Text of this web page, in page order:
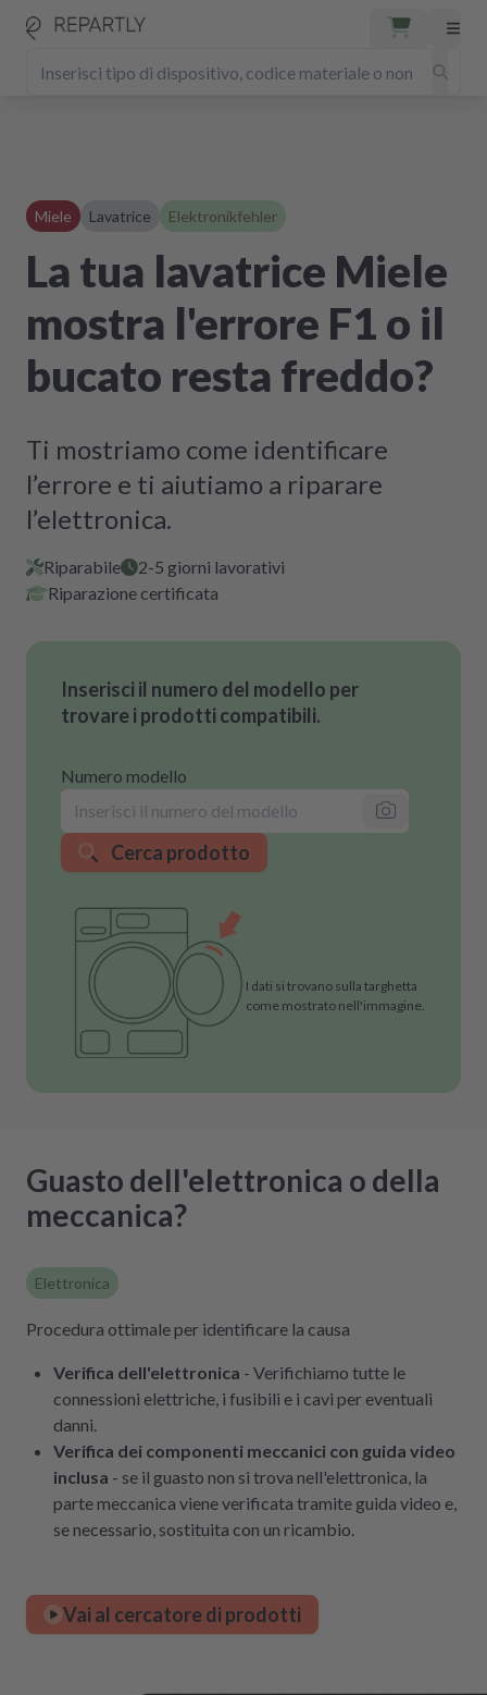
Miele Lavatrice Elektronikfehler
La tua lavatrice Miele
mostra l'errore F1 o il
bucato resta freddo?
Ti mostriamo come identificare
l’errore e ti aiutiamo a riparare
l’elettronica.
Riparabile
2-5 giorni lavorativi
Riparazione certificata
Inserisci il numero del modello per
trovare i prodotti compatibili.
Numero modello
Cerca prodotto
I dati si trovano sulla targhetta
come mostrato nell'immagine.
Guasto dell'elettronica o della
meccanica?
Elettronica
Procedura ottimale per identificare la causa
Verifica dell'elettronica - Verifichiamo tutte le
connessioni elettriche, i fusibili e i cavi per eventuali
danni.
Verifica dei componenti meccanici con guida video
inclusa - se il guasto non si trova nell'elettronica, la
parte meccanica viene verificata tramite guida video e,
se necessario, sostituita con un ricambio.
Vai al cercatore di prodotti